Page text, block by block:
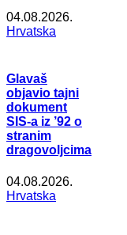
04.08.2026.
Hrvatska
Glavaš
objavio tajni
dokument
SIS-a iz ’92 o
stranim
dragovoljcima
04.08.2026.
Hrvatska